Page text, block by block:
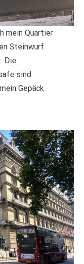
mein Quartier
Steinwurf
Die
sind
Gepäck